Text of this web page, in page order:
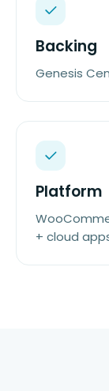
Backing
Genesis
Platform
+ cloud